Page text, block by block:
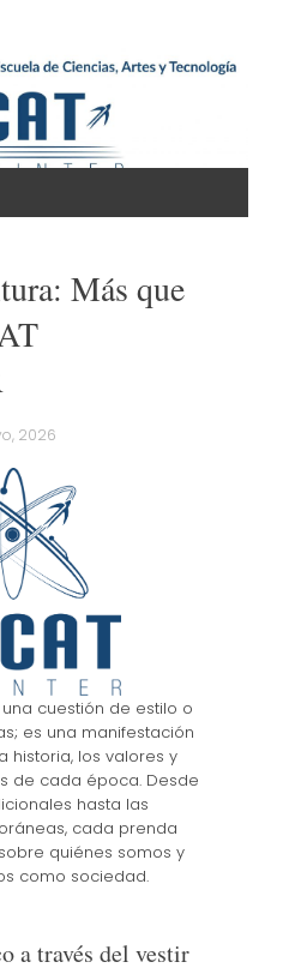
Más que
2026
cuestión de estilo o
es una manifestación
historia, los valores y
de cada época. Desde
hasta las
cada prenda
quiénes somos y
como sociedad.
a través del vestir